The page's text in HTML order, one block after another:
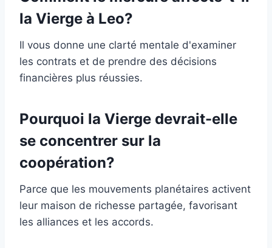
la Vierge à Leo?
Il vous donne une clarté mentale d'examiner
les contrats et de prendre des décisions
financières plus réussies.
Pourquoi la Vierge devrait-elle
se concentrer sur la
coopération?
Parce que les mouvements planétaires activent
leur maison de richesse partagée, favorisant
les alliances et les accords.